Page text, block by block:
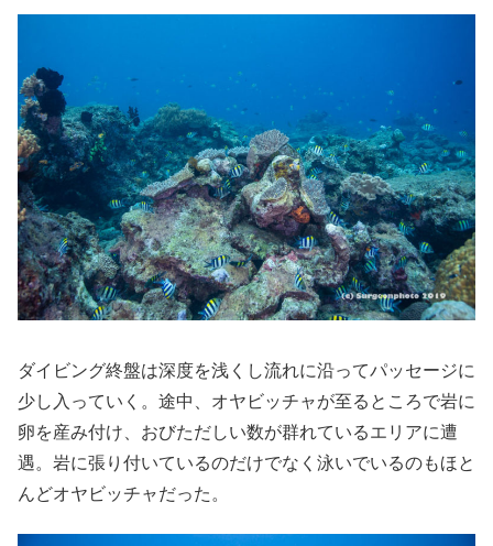
ダイビング終盤は深度を浅くし流れに沿ってパッセージに
少し入っていく。途中、オヤビッチャが至るところで岩に
卵を産み付け、おびただしい数が群れているエリアに遭
遇。岩に張り付いているのだけでなく泳いでいるのもほと
んどオヤビッチャだった。